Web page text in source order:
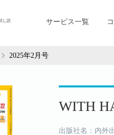
し読
サービス一覧
2025年2月号
WITH
出版社名：内外